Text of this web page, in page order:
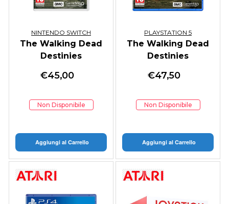
NINTENDO SWITCH
The Walking Dead
Destinies
€45,00
Non Disponibile
Aggiungi al Carrello
PLAYSTATION 5
The Walking Dead
Destinies
€47,50
Non Disponibile
Aggiungi al Carrello